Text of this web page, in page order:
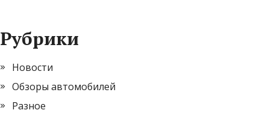
Рубрики
Новости
Обзоры автомобилей
Разное